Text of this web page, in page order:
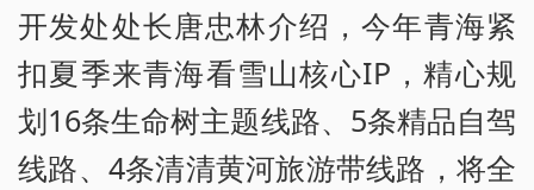
开发处处长唐忠林介绍，今年青海紧
扣夏季来青海看雪山核心IP，精心规
划16条生命树主题线路、5条精品自驾
线路、4条清清黄河旅游带线路，将全